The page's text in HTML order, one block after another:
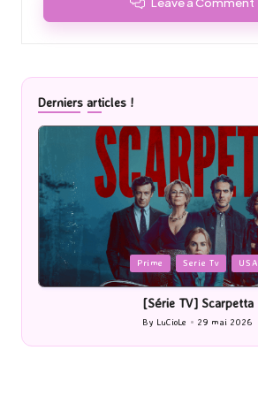
Derniers articles !
Posted
in
Prime Serie Tv USA
[Série TV] Scarpetta
Posted
by
By LuCioLe 29 mai 2026